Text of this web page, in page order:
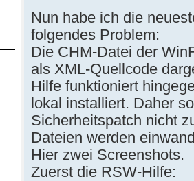
Nun habe ich die
folgendes Problem:
Die CHM-Datei der
als XML-Quellcode
Hilfe funktioniert
lokal installiert. Daher
Sicherheitspatch nicht
Dateien werden
Hier zwei Screenshots.
Zuerst die RSW-Hilfe: